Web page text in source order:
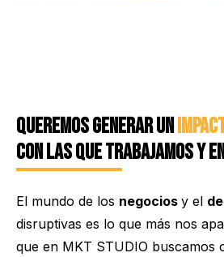
Queremos generar un
con las que trabajamos y
El mundo de los negocios y el
disruptivas es lo que más nos
que en MKT STUDIO buscamos